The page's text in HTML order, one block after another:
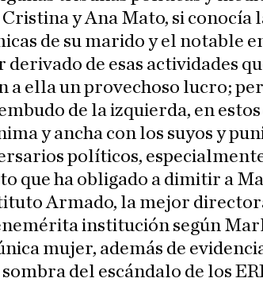
y Ana Mato, si conocía
de su marido y el notable
derivado de esas actividades
a ella un provechoso lucro;
de la izquierda, en estos
y ancha con los suyos y
políticos,
que ha obligado a dimitir a
Armado, la mejor
institución según
mujer, además de
del escándalo de los